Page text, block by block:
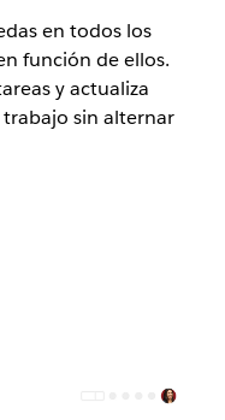
en todos los
función de ellos.
y actualiza
sin alternar